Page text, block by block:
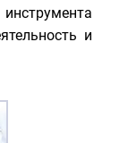
и